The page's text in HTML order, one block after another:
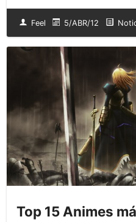
Feel 5/ABR/12
Top 15 Animes